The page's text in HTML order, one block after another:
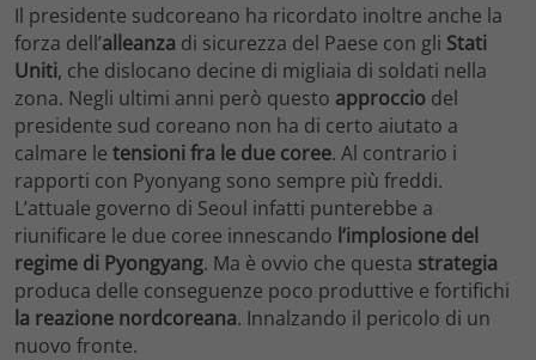
Il presidente sudcoreano ha ricordato inoltre anche la
forza dell’alleanza di sicurezza del Paese con gli Stati
Uniti, che dislocano decine di migliaia di soldati nella
zona. Negli ultimi anni però questo approccio del
presidente sud coreano non ha di certo aiutato a
calmare le tensioni fra le due coree. Al contrario i
rapporti con Pyonyang sono sempre più freddi.
L’attuale governo di Seoul infatti punterebbe a
riunificare le due coree innescando l’implosione del
regime di Pyongyang. Ma è ovvio che questa strategia
produca delle conseguenze poco produttive e fortifichi
la reazione nordcoreana. Innalzando il pericolo di un
nuovo fronte.